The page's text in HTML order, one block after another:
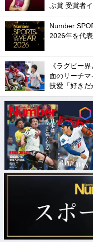
ぶ賞 受賞者
Number
2026年を代
《ラグビー
面のリーチ
技愛「好きだ